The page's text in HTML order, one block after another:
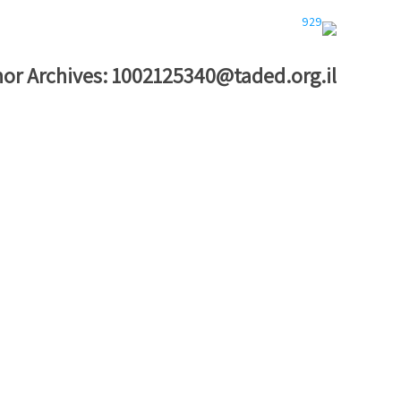
Archives:1002125340@taded.org.il